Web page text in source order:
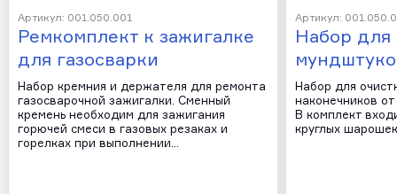
Артикул: 001.050.001
Ремкомплект к зажигалке
для газосварки
Набор кремния и держателя для ремонта
газосварочной зажигалки. Сменный
кремень необходим для зажигания
горючей смеси в газовых резаках и
горелках при выполнении…
Артикул:
Набор для
Набор для
наконечников
В комплект
круглых